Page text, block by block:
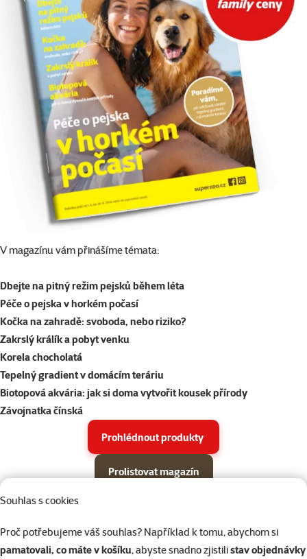
Souhlas s cookies
Proč potřebujeme váš souhlas? Například k tomu, abychom si
pamatovali, co máte v košíku, abyste snadno zjistilistav objednávky
V magazínu vám přinášíme témata:
Dbejte na pitný režim pejsků během léta
Péče o pejska v horkém počasí
Kočka na zahradě: svoboda, nebo riziko?
Zakrslý králík a pobyt venku
Korela chocholatá
Tepelný gradient v domácím teráriu
Biotopová akvária: jak si doma vytvořit kousek přírody
Závojnatka čínská
Prohlédnout produkty
Prolistovat magazín
Podkategorie
Psi